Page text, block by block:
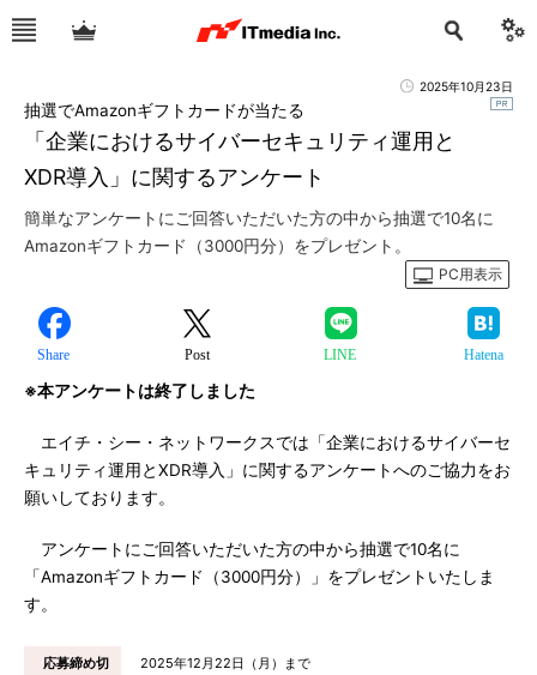
2025年10月23日
「企業におけるサイバーセキュリティ運用と
XDR導入」に関するアンケート
抽選でAmazonギフトカードが当たる
簡単なアンケートにご回答いただいた方の中から抽選で10名に
Amazonギフトカード（3000円分）をプレゼント。
PC用表示
Share Post LINE Hatena
※本アンケートは終了しました
エイチ・シー・ネットワークスでは「企業におけるサイバーセ
キュリティ運用とXDR導入」に関するアンケートへのご協力をお
願いしております。
アンケートにご回答いただいた方の中から抽選で10名に
「Amazonギフトカード（3000円分）」をプレゼントいたしま
す。
応募締め切
2025年12月22日（月）まで